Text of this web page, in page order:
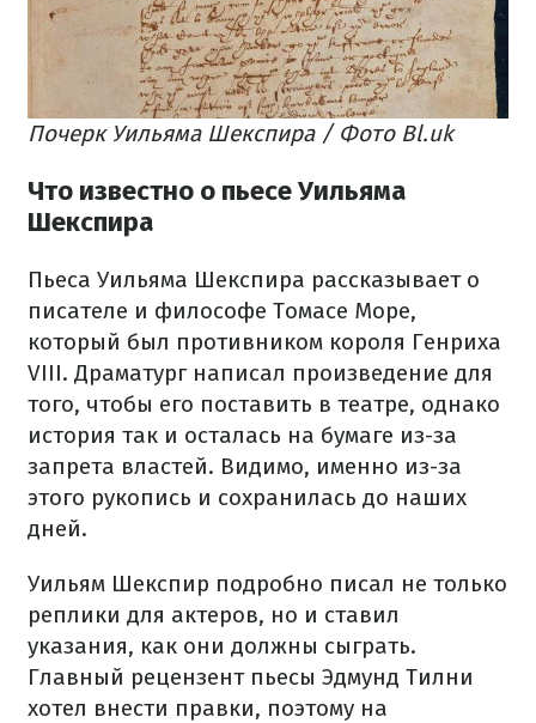
Почерк Уильяма Шекспира / Фото Bl.uk
Что известно о пьесе Уильяма
Шекспира
Пьеса Уильяма Шекспира рассказывает о
писателе и философе Томасе Море,
который был противником короля Генриха
VIII. Драматург написал произведение для
того, чтобы его поставить в театре, однако
история так и осталась на бумаге из-за
запрета властей. Видимо, именно из-за
этого рукопись и сохранилась до наших
дней.
Уильям Шекспир подробно писал не только
реплики для актеров, но и ставил
указания, как они должны сыграть.
Главный рецензент пьесы Эдмунд Тилни
хотел внести правки, поэтому на